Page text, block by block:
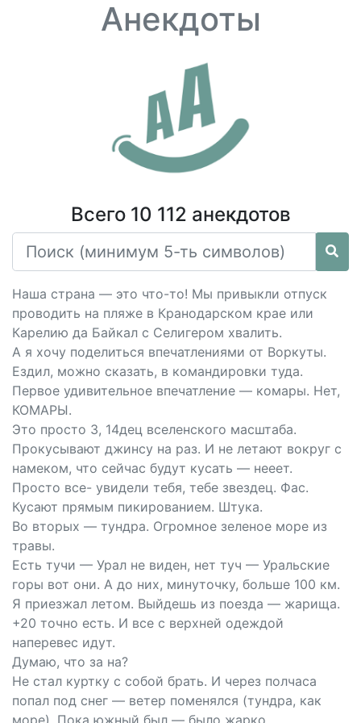
Анекдоты
Всего 10 112 анекдотов
Наша страна — это что-то! Мы привыкли отпуск
проводить на пляже в Кранодарском крае или
Карелию да Байкал с Селигером хвалить.
А я хочу поделиться впечатлениями от Воркуты.
Ездил, можно сказать, в командировки туда.
Первое удивительное впечатление — комары. Нет,
КОМАРЫ.
Это просто 3, 14дец вселенского масштаба.
Прокусывают джинсу на раз. И не летают вокруг с
намеком, что сейчас будут кусать — нееет.
Просто все- увидели тебя, тебе звездец. Фас.
Кусают прямым пикированием. Штука.
Во вторых — тундра. Огромное зеленое море из
травы.
Есть тучи — Урал не виден, нет туч — Уральские
горы вот они. А до них, минуточку, больше 100 км.
Я приезжал летом. Выйдешь из поезда — жарища.
+20 точно есть. И все с верхней одеждой
наперевес идут.
Думаю, что за на?
Не стал куртку с собой брать. И через полчаса
попал под снег — ветер поменялся (тундра, как
море). Пока южный был — было жарко.